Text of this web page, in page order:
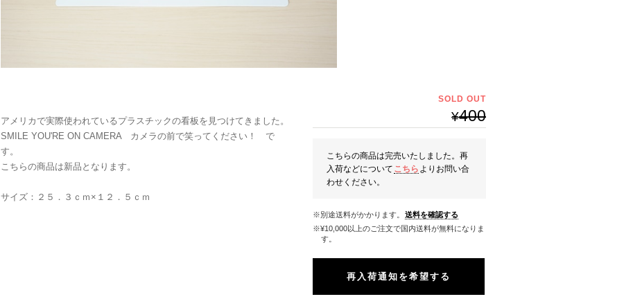
アメリカで実際使われているプラスチックの看板を見つけてきました。
SMILE YOU'RE ON CAMERA カメラの前で笑ってください！ で
す。
こちらの商品は新品となります。
サイズ：２５．３ｃｍ×１２．５ｃｍ
SOLD OUT
¥400
こちらの商品は完売いたしました。再
入荷などについて こちら よりお問い合
わせください。
※別途送料がかかります。 送料を確認する
※¥10,000以上のご注文で国内送料が無料になりま
す。
再入荷通知を希望する